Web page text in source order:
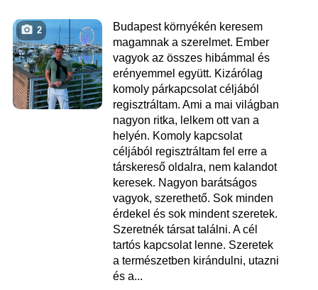
2
Budapest környékén keresem
magamnak a szerelmet. Ember
vagyok az összes hibámmal és
erényemmel együtt. Kizárólag
komoly párkapcsolat céljából
regisztráltam. Ami a mai világban
nagyon ritka, lelkem ott van a
helyén. Komoly kapcsolat
céljából regisztráltam fel erre a
társkereső oldalra, nem kalandot
keresek. Nagyon barátságos
vagyok, szerethető. Sok minden
érdekel és sok mindent szeretek.
Szeretnék társat találni. A cél
tartós kapcsolat lenne. Szeretek
a természetben kirándulni, utazni
és a...